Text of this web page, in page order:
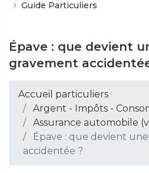
Guide Particuliers
Épave : que devient
gravement
Accueil particuliers
Argent - Impôts -
Assurance automobile
Épave : que devient
accidentée ?